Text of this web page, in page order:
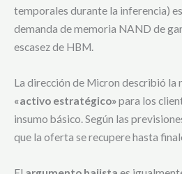
temporales durante la inferencia)
demanda de memoria NAND de
escasez de HBM.
La dirección de Micron describió la
«activo estratégico»para los
insumo básico. Según las
que la oferta se recupere hasta